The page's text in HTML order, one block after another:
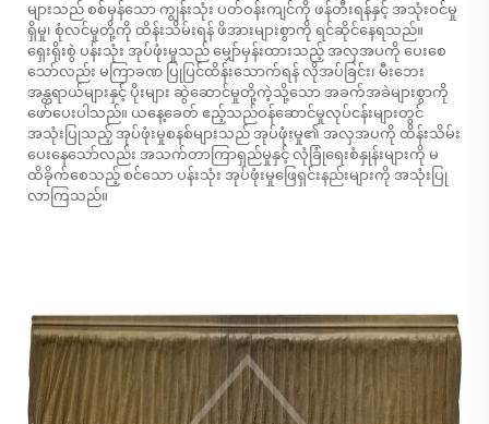
များသည် စစ်မှန်သော ကျွန်းသုံး ပတ်ဝန်းကျင်ကို ဖန်တီးရန်နှင့် အသုံးဝင်မှု
ရှိမှု၊ စုံလင်မှုတို့ကို ထိန်းသိမ်းရန် ဖိအားများစွာကို ရင်ဆိုင်နေရသည်။
ရှေးရိုးစွဲ ပန်းသုံး အုပ်ဖုံးမှုသည် မျှော်မှန်းထားသည့် အလှအပကို ပေးစေ
သော်လည်း မကြာခဏ ပြုပြင်ထိန်းသောက်ရန် လိုအပ်ခြင်း၊ မီးဘေး
အန္တရာယ်များနှင့် ပိုးများ ဆွဲဆောင်မှုတို့ကဲ့သို့သော အခက်အခဲများစွာကို
ဖော်ပေးပါသည်။ ယနေ့ခေတ် ဧည့်သည်ဝန်ဆောင်မှုလုပ်ငန်းများတွင်
အသုံးပြုသည့် အုပ်ဖုံးမှုစနစ်များသည် အုပ်ဖုံးမှု၏ အလှအပကို ထိန်းသိမ်း
ပေးနေသော်လည်း အသက်တာကြာရှည်မှုနှင့် လုံခြုံရေးစံနှုန်းများကို မ
ထိခိုက်စေသည့် စင်သော ပန်းသုံး အုပ်ဖုံးမှုဖြေရှင်းနည်းများကို အသုံးပြု
လာကြသည်။